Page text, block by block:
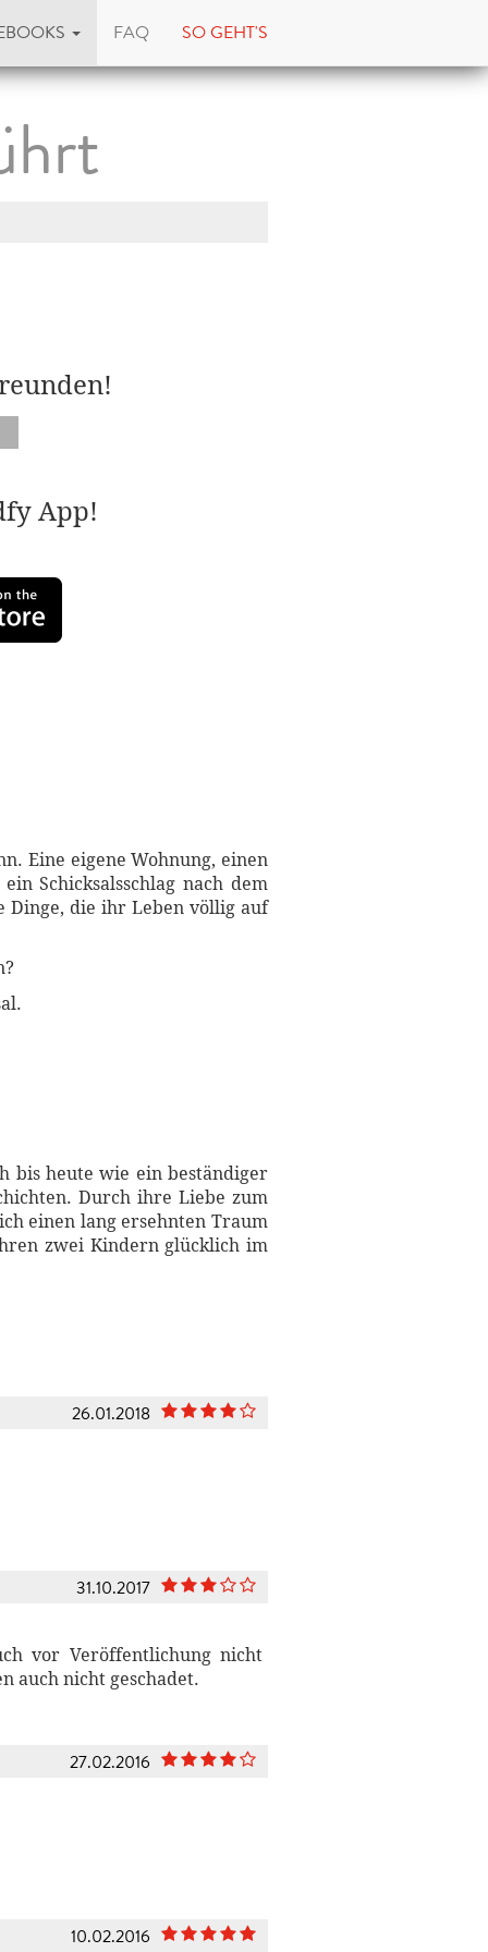
FAQ SO GEHT'S
App!
Eine eigene Wohnung, einen
Schicksalsschlag nach dem
Dinge, die ihr Leben völlig auf
bis heute wie ein beständiger
Durch ihre Liebe zum
einen lang ersehnten Traum
zwei Kindern glücklich im
26.01.2018
31.10.2017
vor Veröffentlichung nicht
auch nicht geschadet.
27.02.2016
10.02.2016